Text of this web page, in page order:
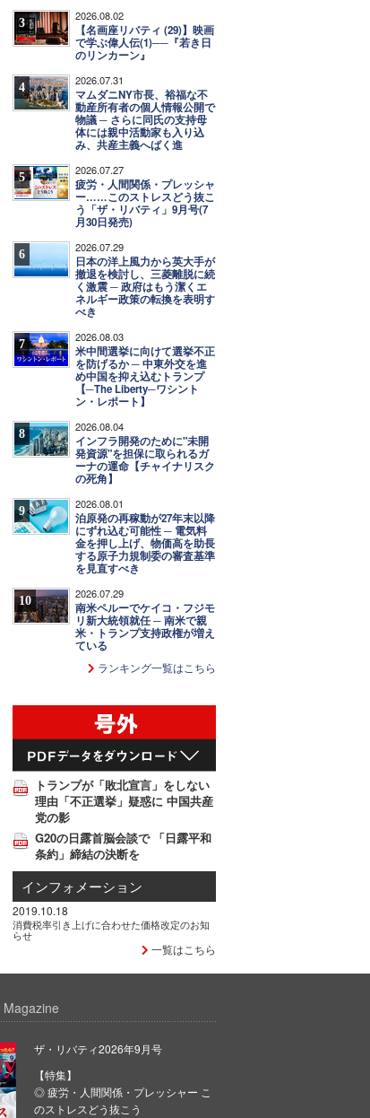
3 2026.08.02
【名画座リバティ (29)】映画
で学ぶ偉人伝(1)──『若き日
のリンカーン』
4 2026.07.31
マムダニNY市長、裕福な不
動産所有者の個人情報公開で
物議 ─ さらに同氏の支持母
体には親中活動家も入り込
み、共産主義へばく進
5 2026.07.27
疲労・人間関係・プレッシャ
ー……このストレスどう抜こ
う「ザ・リバティ」9月号(7
月30日発売)
6 2026.07.29
日本の洋上風力から英大手が
撤退を検討し、三菱離脱に続
く激震 ─ 政府はもう潔くエ
ネルギー政策の転換を表明す
べき
7 2026.08.03
米中間選挙に向けて選挙不正
を防げるか ─ 中東外交を進
め中国を抑え込むトランプ
【─The Liberty─ワシント
ン・レポート】
8 2026.08.04
インフラ開発のために"未開
発資源"を担保に取られるガ
ーナの運命【チャイナリスク
の死角】
9 2026.08.01
泊原発の再稼動が27年末以降
にずれ込む可能性 ─ 電気料
金を押し上げ、物価高を助長
する原子力規制委の審査基準
を見直すべき
10 2026.07.29
南米ペルーでケイコ・フジモ
リ新大統領就任 ─ 南米で親
米・トランプ支持政権が増え
ている
ランキング一覧はこちら
トランプが「敗北宣言」をしない
理由「不正選挙」疑惑に 中国共産
党の影
G20の日露首脳会談で 「日露平和
条約」締結の決断を
インフォメーション
2019.10.18
消費税率引き上げに合わせた価格改定のお知
らせ
一覧はこちら
ザ・リバティ2026年9月号
【特集】
◎ 疲労・人間関係・プレッシャー こ
のストレスどう抜こう